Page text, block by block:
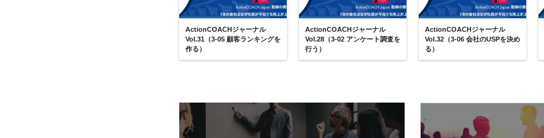
ActionCOACHジャーナル
Vol.31（3-05 顧客ランキングを
作る）
ActionCOACHジャーナル
Vol.28（3-02 アンケート調査を
行う）
ActionCOACHジャーナル
Vol.32（3-06 会社のUSPを決め
る）